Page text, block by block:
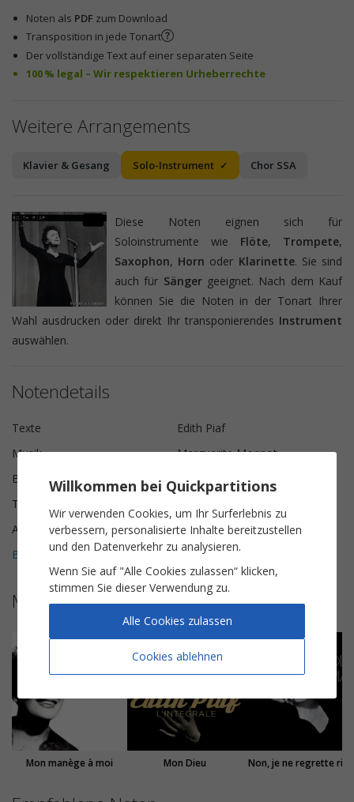
Noten als PDF zum Download
Transposition in jede Tonart
Der vollständige Text auf einer separaten Seite
100 % legal – Wir respektieren Urheberrechte
Weitere Arrangements
Klavier & Gesang Solo-Instrument Chor SSA
Diese Noten eignen sich für
Soloinstrumente wie Flöte, Trompete,
Saxophon, Horn oder Klarinette. Sie sind
auch für Sängergeeignet. Nach dem Kauf
können Sie die Noten in der Tonart Ihrer
Wahl ausdrucken oder direkt Ihr transponierendes Instrument
auswählen.
Notendetails
Texte
Edith Piaf
Musik
Marguerite Monnot
Besetzung
Solo-Instrument
Tonart
Anzahl der Seiten
4
Bewertungen (2 )
Mehr Noten von Edith Piaf
Mon manège à moi Mon Dieu Non, je ne regrette rien
Willkommen bei Quickpartitions
Wir verwenden Cookies, um Ihr Surferlebnis zu
verbessern, personalisierte Inhalte bereitzustellen
und den Datenverkehr zu analysieren.
Wenn Sie auf "Alle Cookies zulassen“ klicken,
stimmen Sie dieser Verwendung zu.
Cookies ablehnen
Alle Cookies zulassen